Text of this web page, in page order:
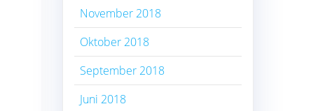
November 2018
Oktober 2018
September 2018
Juni 2018